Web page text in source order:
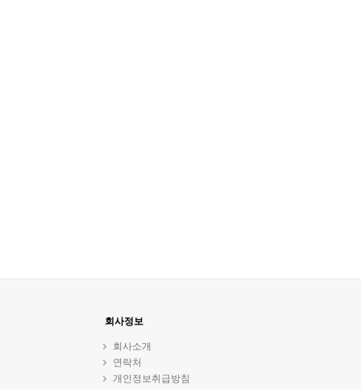
회사정보
회사소개
연락처
개인정보취급방침